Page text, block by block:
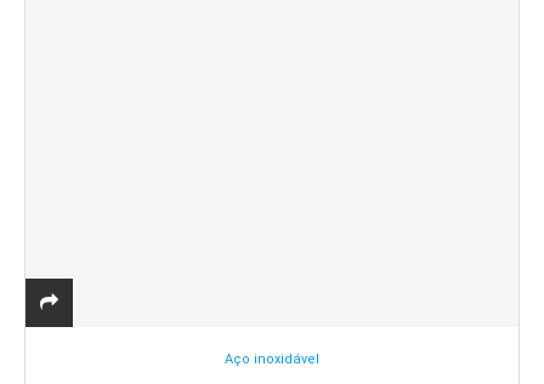
Aço inoxidável